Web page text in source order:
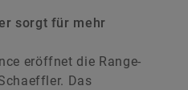
sorgt für mehr
eröffnet die Range-
Das